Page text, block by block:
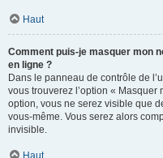
Haut
Comment puis-je masquer mon
en ligne ?
Dans le panneau de contrôle de
vous trouverez l’option « Masquer
option, vous ne serez visible que
vous-même. Vous serez alors
invisible.
Haut